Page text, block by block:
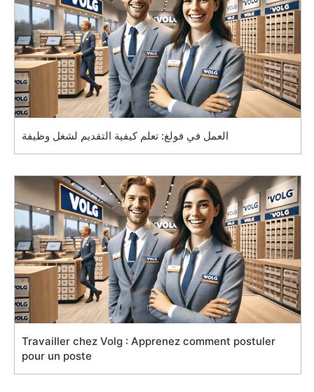
العمل في فولغ: تعلم كيفية التقديم لشغل وظيفة
Travailler chez Volg : Apprenez comment postuler
pour un poste